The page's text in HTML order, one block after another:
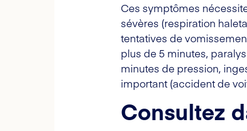
Ces symptômes
sévères (respiration
tentatives de
plus de 5 minutes,
minutes de pression,
important (accident de
Consultez